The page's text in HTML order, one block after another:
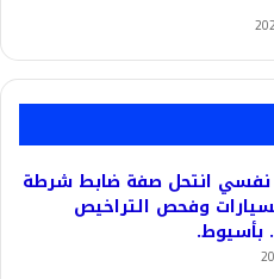
انتحل صفة ضابط شرطة
وفحص التراخيص
بأسيوط.